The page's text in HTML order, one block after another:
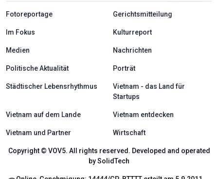
menu footer tiếng Đức
Fotoreportage Gerichtsmitteilung
Im Fokus Kulturreport
Medien Nachrichten
Politische Aktualität Porträt
Städtischer Lebensrhythmus
Vietnam - das Land für
Startups
Vietnam auf dem Lande Vietnam entdecken
Vietnam und Partner Wirtschaft
Copyright © VOV5. All rights reserved. Developed and operated
by SolidTech